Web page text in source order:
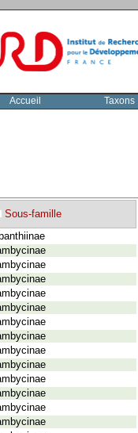
Accueil Taxons
Sous-famille